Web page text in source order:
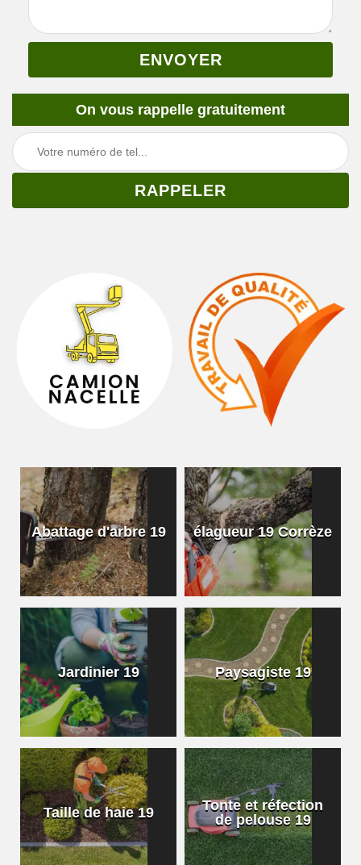
On vous rappelle gratuitement
Abattage d'arbre 19 élagueur 19 Corrèze
Jardinier 19 Paysagiste 19
Taille de haie 19
Tonte et réfection
de pelouse 19